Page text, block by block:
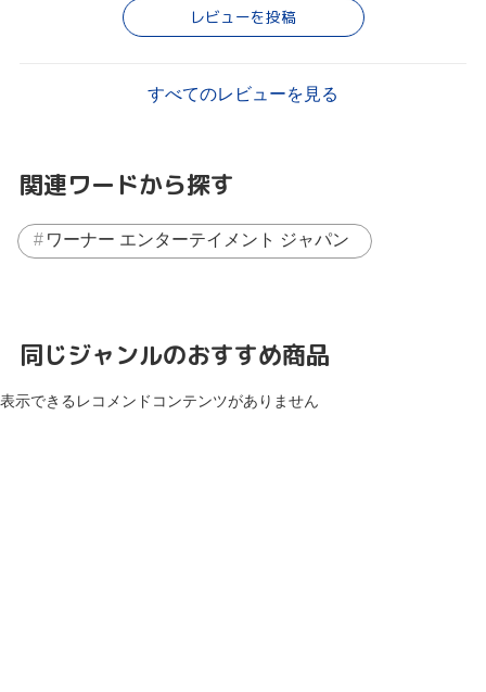
レビューを投稿
すべてのレビューを見る
関連ワードから探す
ワーナー エンターテイメント ジャパン
同じジャンルのおすすめ商品
表示できるレコメンドコンテンツがありません